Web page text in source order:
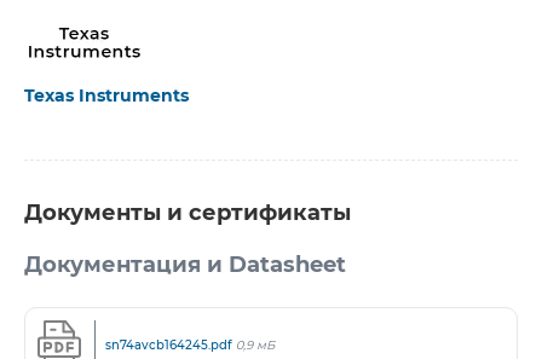
Texas Instruments
Документы и сертификаты
Документация и Datasheet
sn74avcb164245.pdf 0,9 мБ